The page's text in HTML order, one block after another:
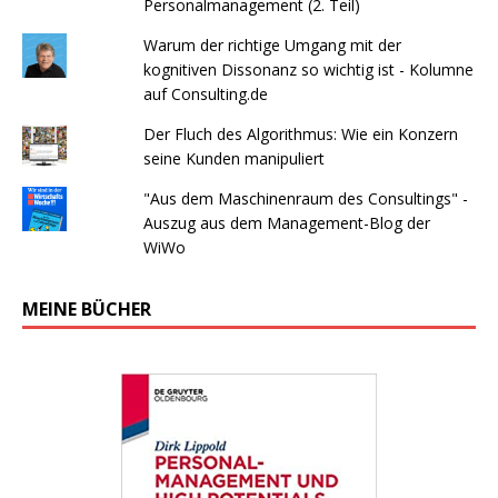
Personalmanagement (2. Teil)
Warum der richtige Umgang mit der
kognitiven Dissonanz so wichtig ist - Kolumne
auf Consulting.de
Der Fluch des Algorithmus: Wie ein Konzern
seine Kunden manipuliert
"Aus dem Maschinenraum des Consultings" -
Auszug aus dem Management-Blog der
WiWo
MEINE BÜCHER